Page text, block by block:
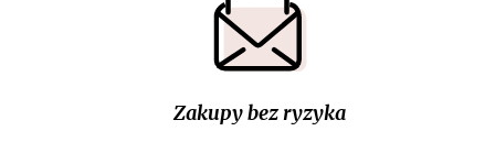
Zakupy bez ryzyka